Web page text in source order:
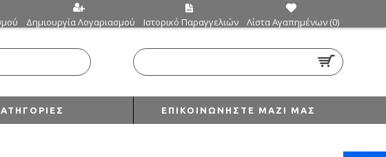
Δημιουργία Λογαριασμού Ιστορικό Παραγγελιών Λίστα Αγαπημένων (0)
ΕΠΙΚΟΙΝΩΝΉΣΤΕ ΜΑΖΊ ΜΑΣ